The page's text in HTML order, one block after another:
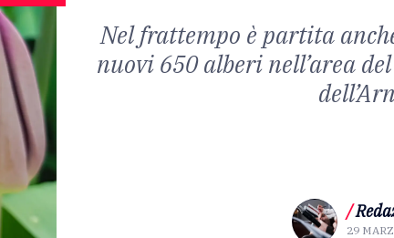
Nel frattempo è partita
nuovi 650 alberi nell’area
/
29